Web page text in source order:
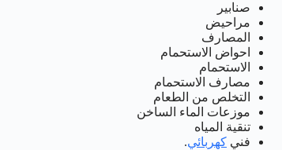
صنابير
مراحيض
المصارف
احواض الاستحمام
الاستحمام
مصارف الاستحمام
التخلص من الطعام
موزعات الماء الساخن
تنقية المياه
فني كهربائي.